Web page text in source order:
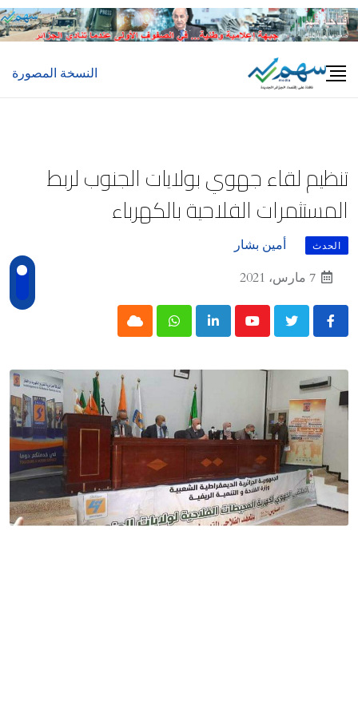
Skip
to
النسخة المصورة
تنظيم لقاء جهوي بولايات الجنوب لربط
المستثمرات الفلاحية بالكهرباء
الحدث
أمين بشار
7 مارس، 2021
Youtube
LinkedIn
Whatsapp
Cloud